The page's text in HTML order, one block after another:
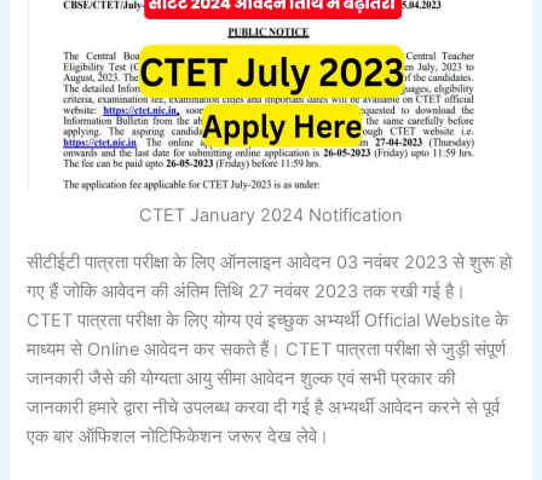
CTET January 2024 Notification
सीटीईटी पात्रता परीक्षा के लिए ऑनलाइन आवेदन 03 नवंबर 2023 से शुरू हो
गए हैं जोकि आवेदन की अंतिम तिथि 27 नवंबर 2023 तक रखी गई है।
CTET पात्रता परीक्षा के लिए योग्य एवं इच्छुक अभ्यर्थी Official Website के
माध्यम से Online आवेदन कर सकते हैं। CTET पात्रता परीक्षा से जुड़ी संपूर्ण
जानकारी जैसे की योग्यता आयु सीमा आवेदन शुल्क एवं सभी प्रकार की
जानकारी हमारे द्वारा नीचे उपलब्ध करवा दी गई है अभ्यर्थी आवेदन करने से पूर्व
एक बार ऑफिशल नोटिफिकेशन जरूर देख लेवे।